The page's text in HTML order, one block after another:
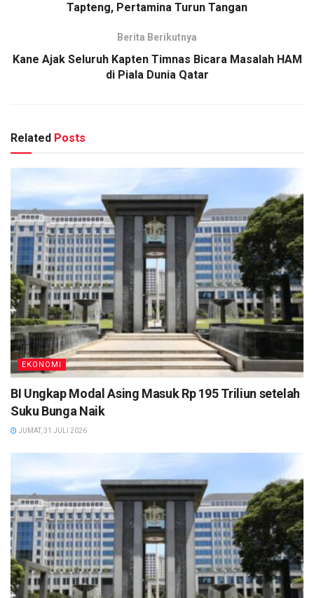
Tapteng, Pertamina Turun Tangan
Berita Berikutnya
Kane Ajak Seluruh Kapten Timnas Bicara Masalah HAM
di Piala Dunia Qatar
Related Posts
EKONOMI
BI Ungkap Modal Asing Masuk Rp 195 Triliun setelah
Suku Bunga Naik
JUMAT, 31 JULI 2026